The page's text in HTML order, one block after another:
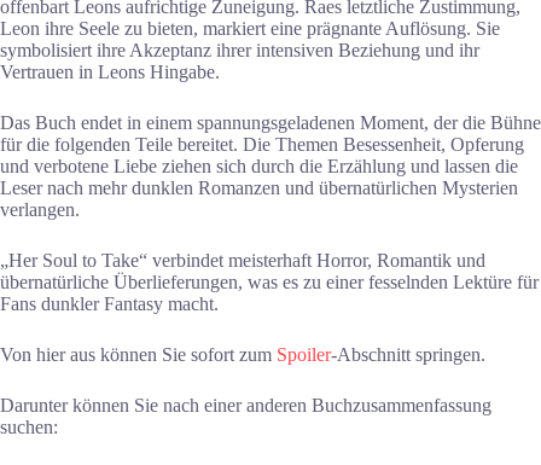
offenbart Leons aufrichtige Zuneigung. Raes letztliche Zustimmung,
Leon ihre Seele zu bieten, markiert eine prägnante Auflösung. Sie
symbolisiert ihre Akzeptanz ihrer intensiven Beziehung und ihr
Vertrauen in Leons Hingabe.
Das Buch endet in einem spannungsgeladenen Moment, der die Bühne
für die folgenden Teile bereitet. Die Themen Besessenheit, Opferung
und verbotene Liebe ziehen sich durch die Erzählung und lassen die
Leser nach mehr dunklen Romanzen und übernatürlichen Mysterien
verlangen.
„Her Soul to Take“ verbindet meisterhaft Horror, Romantik und
übernatürliche Überlieferungen, was es zu einer fesselnden Lektüre für
Fans dunkler Fantasy macht.
Von hier aus können Sie sofort zum Spoiler-Abschnitt springen.
Darunter können Sie nach einer anderen Buchzusammenfassung
suchen: